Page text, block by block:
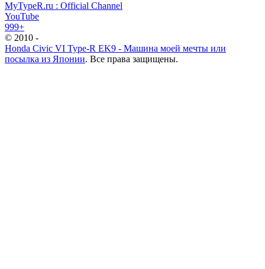
MyTypeR.ru : Official Channel
YouTube
999+
© 2010 -
Honda Civic VI Type-R EK9 - Машина моей мечты или
посылка из Японии. Все права защищены.